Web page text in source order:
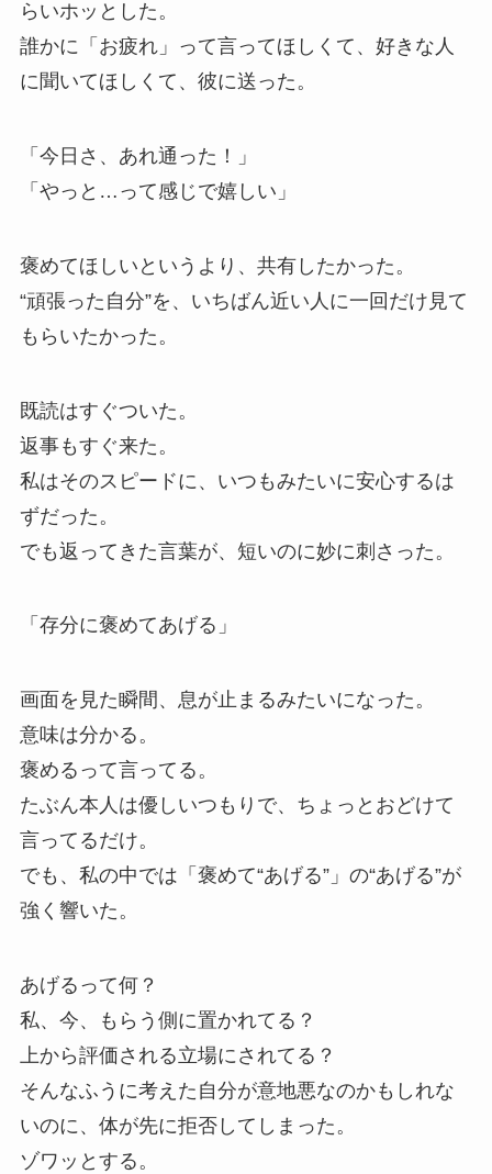
らいホッとした。
誰かに「お疲れ」って言ってほしくて、好きな人
に聞いてほしくて、彼に送った。
「今日さ、あれ通った！」
「やっと…って感じで嬉しい」
褒めてほしいというより、共有したかった。
“頑張った自分”を、いちばん近い人に一回だけ見て
もらいたかった。
既読はすぐついた。
返事もすぐ来た。
私はそのスピードに、いつもみたいに安心するは
ずだった。
でも返ってきた言葉が、短いのに妙に刺さった。
「存分に褒めてあげる」
画面を見た瞬間、息が止まるみたいになった。
意味は分かる。
褒めるって言ってる。
たぶん本人は優しいつもりで、ちょっとおどけて
言ってるだけ。
でも、私の中では「褒めて“あげる”」の“あげる”が
強く響いた。
あげるって何？
私、今、もらう側に置かれてる？
上から評価される立場にされてる？
そんなふうに考えた自分が意地悪なのかもしれな
いのに、体が先に拒否してしまった。
ゾワッとする。